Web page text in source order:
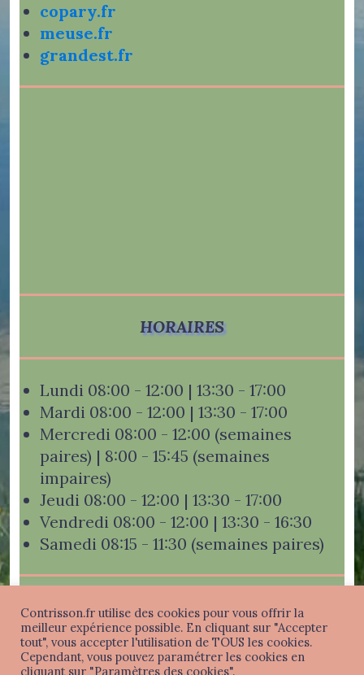
copary.fr
meuse.fr
grandest.fr
HORAIRES
Lundi 08:00 - 12:00 | 13:30 - 17:00
Mardi 08:00 - 12:00 | 13:30 - 17:00
Mercredi 08:00 - 12:00 (semaines
paires) | 8:00 - 15:45 (semaines
impaires)
Jeudi 08:00 - 12:00 | 13:30 - 17:00
Vendredi 08:00 - 12:00 | 13:30 - 16:30
Samedi 08:15 - 11:30 (semaines paires)
Mentions légales-Politique de confidentialité
Connexion
Contrisson.fr utilise des cookies pour vous offrir la
meilleur expérience possible. En cliquant sur "Accepter
tout", vous accepter l'utilisation de TOUS les cookies.
Cependant, vous pouvez paramétrer les cookies en
cliquant sur "Paramètres des cookies".